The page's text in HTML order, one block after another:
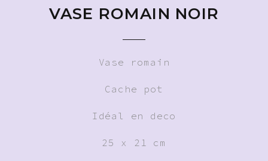
VASE ROMAIN NOIR
Vase romain
Cache pot
Idéal en deco
25 x 21 cm